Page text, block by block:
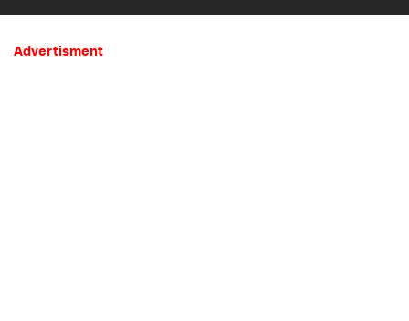
Advertisment